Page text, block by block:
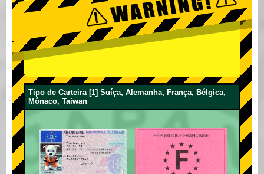
Tipo de Carteira [1] Suíça, Alemanha, França, Bélgica,
Mônaco, Taiwan